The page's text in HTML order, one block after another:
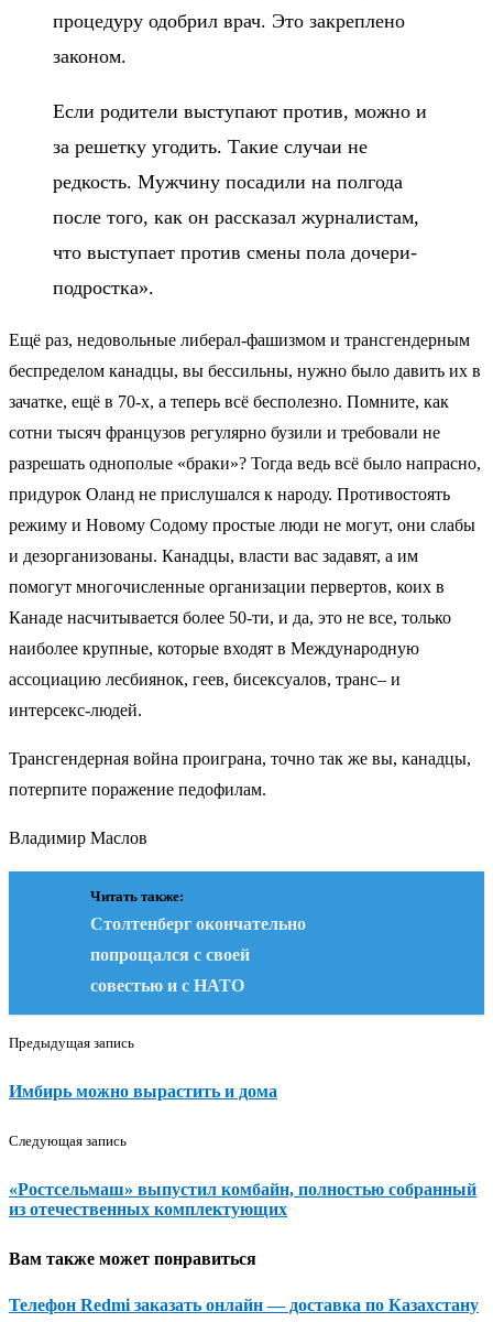
процедуру одобрил врач. Это закреплено
законом.
Если родители выступают против, можно и
за решетку угодить. Такие случаи не
редкость. Мужчину посадили на полгода
после того, как он рассказал журналистам,
что выступает против смены пола дочери-
подростка».
Ещё раз, недовольные либерал-фашизмом и трансгендерным
беспределом канадцы, вы бессильны, нужно было давить их в
зачатке, ещё в 70-х, а теперь всё бесполезно. Помните, как
сотни тысяч французов регулярно бузили и требовали не
разрешать однополые «браки»? Тогда ведь всё было напрасно,
придурок Оланд не прислушался к народу. Противостоять
режиму и Новому Содому простые люди не могут, они слабы
и дезорганизованы. Канадцы, власти вас задавят, а им
помогут многочисленные организации первертов, коих в
Канаде насчитывается более 50-ти, и да, это не все, только
наиболее крупные, которые входят в Международную
ассоциацию лесбиянок, геев, бисексуалов, транс– и
интерсекс-людей.
Трансгендерная война проиграна, точно так же вы, канадцы,
потерпите поражение педофилам.
Владимир Маслов
Читать также:
Столтенберг окончательно
попрощался с своей
совестью и с НАТО
Предыдущая запись
Имбирь можно вырастить и дома
Следующая запись
«Ростсельмаш» выпустил комбайн, полностью собранный
из отечественных комплектующих
Вам также может понравиться
Телефон Redmi заказать онлайн — доставка по Казахстану